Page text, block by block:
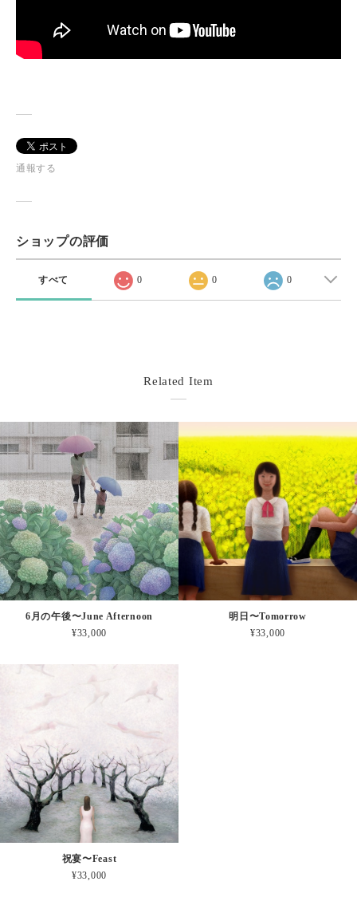
通報する
ショップの評価
すべて 0 0 0
Related Item
6月の午後〜June Afternoon
¥33,000
明日〜Tomorrow
¥33,000
祝宴〜Feast
¥33,000